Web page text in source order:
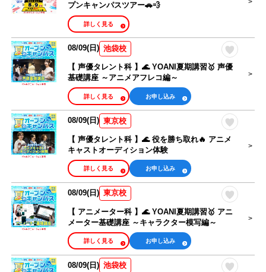
プンキャンパスツアー🚗💨
詳しく見る
08/09(日) 池袋校
【 声優タレント科 】🌊 YOANI夏期講習🥇 声優
基礎講座 ～アニメアフレコ編～
お申し込み
詳しく見る
08/09(日) 東京校
【 声優タレント科 】🌊 役を勝ち取れ🔥 アニメ
キャストオーディション体験
お申し込み
詳しく見る
08/09(日) 東京校
【 アニメーター科 】🌊 YOANI夏期講習🥇 アニ
メーター基礎講座 ～キャラクター模写編～
お申し込み
詳しく見る
08/09(日) 池袋校